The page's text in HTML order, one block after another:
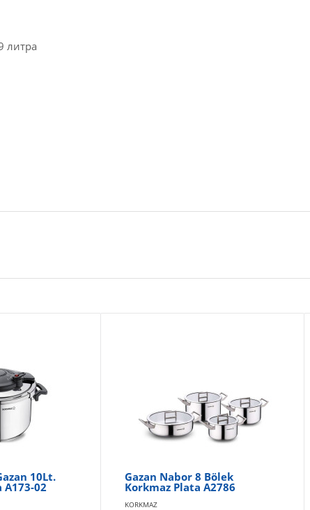
литра
10Lt.
A173-02
Gazan Nabor 8 Bölek
Korkmaz Plata A2786
KORKMAZ